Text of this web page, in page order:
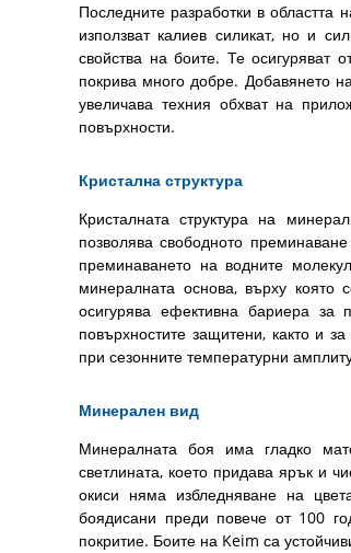
Последните разработки в областта
използват калиев силикат, но и
свойства на боите. Те осигуряват
покрива много добре. Добавянето
увеличава техния обхват на
повърхности.
Кристална структура
Кристалната структура на
позволява свободното
преминаването на водните
минералната основа, върху която
осигурява ефективна бариера за
повърхностите защитени, както и
при сезонните температурни
Минерален вид
Минералната боя има гладко
светлината, което придава ярък и
окиси няма избледняване на
боядисани преди повече от 100
покритие. Боите на Keim са